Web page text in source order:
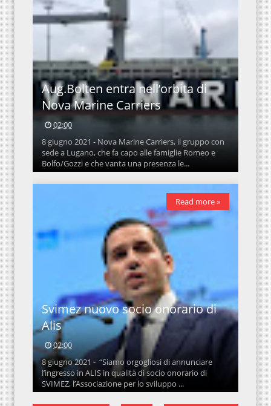
Aug.Bolten entra nell’orbita di
Nova Marine Carriers
02:00
8 giugno 2021 - Nova Marine Carriers, il gruppo con
sede a Lugano, che fa capo alle famiglie Romeo e
Bolfo/Gozzi e che vanta una presenza le...
Svimez nuovo socio onorario di
Alis
02:00
8 giugno 2021 - “Siamo orgogliosi di annunciare
l’ingresso in ALIS in qualità di socio onorario di
SVIMEZ, l’Associazione per lo sviluppo ...
Read more »